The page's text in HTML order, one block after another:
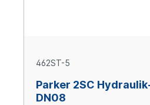
462ST-5
Parker 2SC
DN08